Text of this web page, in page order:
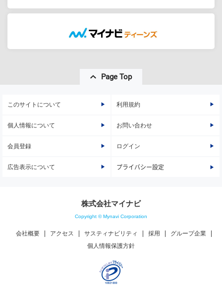
Page Top
このサイトについて 利用規約
個人情報について お問い合わせ
会員登録 ログイン
広告表示について プライバシー設定
株式会社マイナビ
Copyright © Mynavi Corporation
会社概要 アクセス サスティナビリティ 採用
グループ企業
個人情報保護方針